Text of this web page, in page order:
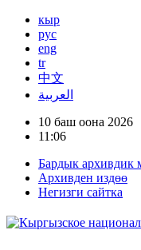
кыр
рус
eng
tr
中文
العربية
10 баш оона 2026
11:06
Бардык архивдик
Архивден издөө
Негизги сайтка